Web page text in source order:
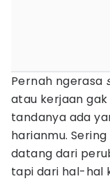
Pernah ngerasa
atau kerjaan
tandanya ada
harianmu.
datang dari
tapi dari hal-hal